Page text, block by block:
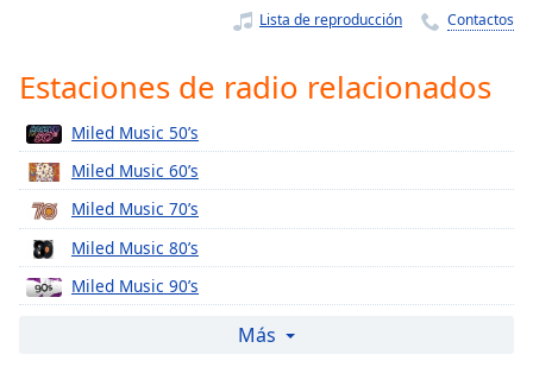
Playback
Rate
Chapters
Chapters
Descriptions
descriptions
off,
Lista de reproducción Contactos
Estaciones de radio relacionados
Miled Music 50’s
Miled Music 60’s
Miled Music 70’s
Miled Music 80’s
Miled Music 90’s
Miled Music AlternativoMás